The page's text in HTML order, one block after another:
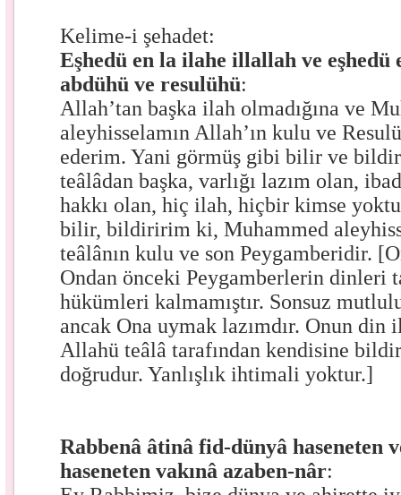
Kelime-i şehadet:
Eşhedü en la ilahe illallah ve eşhedü
abdühü ve resulühü:
Allah’tan başka ilah olmadığına ve
aleyhisselamın Allah’ın kulu ve
ederim. Yani görmüş gibi bilir ve
teâlâdan başka, varlığı lazım olan,
hakkı olan, hiç ilah, hiçbir kimse
bilir, bildiririm ki, Muhammed
teâlânın kulu ve son Peygamberidir.
Ondan önceki Peygamberlerin dinleri
hükümleri kalmamıştır. Sonsuz
ancak Ona uymak lazımdır. Onun
Allahü teâlâ tarafından kendisine
doğrudur. Yanlışlık ihtimali yoktur.]
Rabbenâ âtinâ fid-dünyâ haseneten
haseneten vakınâ azaben-nâr: